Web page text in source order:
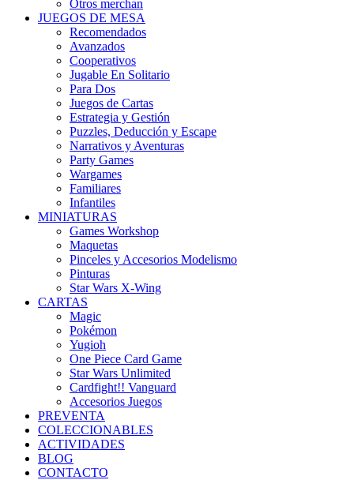
Otros merchan
JUEGOS DE MESA
Recomendados
Avanzados
Cooperativos
Jugable En Solitario
Para Dos
Juegos de Cartas
Estrategia y Gestión
Puzzles, Deducción y Escape
Narrativos y Aventuras
Party Games
Wargames
Familiares
Infantiles
MINIATURAS
Games Workshop
Maquetas
Pinceles y Accesorios Modelismo
Pinturas
Star Wars X-Wing
CARTAS
Magic
Pokémon
Yugioh
One Piece Card Game
Star Wars Unlimited
Cardfight!! Vanguard
Accesorios Juegos
PREVENTA
COLECCIONABLES
ACTIVIDADES
BLOG
CONTACTO